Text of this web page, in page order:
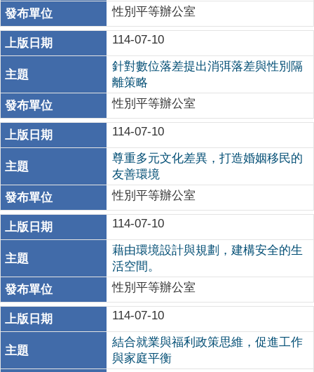
性別平等辦公室
114-07-10
針對數位落差提出消弭落差與性別隔
離策略
性別平等辦公室
114-07-10
尊重多元文化差異，打造婚姻移民的
友善環境
性別平等辦公室
114-07-10
藉由環境設計與規劃，建構安全的生
活空間。
性別平等辦公室
114-07-10
結合就業與福利政策思維，促進工作
與家庭平衡